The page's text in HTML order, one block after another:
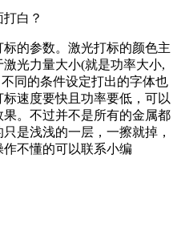
的参数。激光打标的颜色主
光力量大小(就是功率大小,
同的条件设定打出的字体也
速度要快且功率要低，可以
。不过并不是所有的金属都
是浅浅的一层，一擦就掉，
不懂的可以联系小编